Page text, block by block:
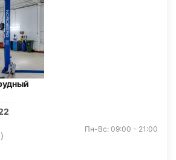
Пн-Вс: 09:00 - 21:00